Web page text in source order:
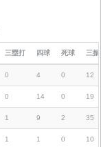
三塁打 四球 死球 三振
0 4 0 12
0 14 0 19
1 9 2 35
1 1 0 10